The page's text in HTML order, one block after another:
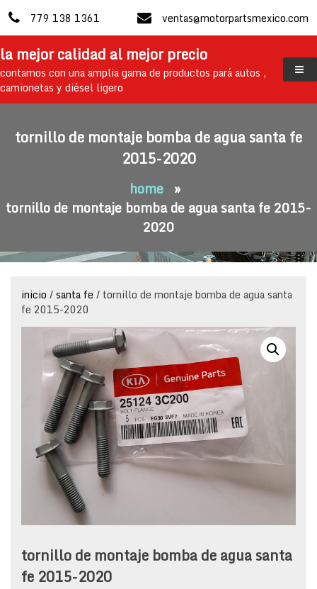
to
content
779 138 1361 ventas@motorpartsmexico.com
la mejor calidad al mejor precio
contamos con una amplia gama de productos pará autos ,
camionetas y diésel ligero
tornillo de montaje bomba de agua santa fe
2015-2020
home »
tornillo de montaje bomba de agua santa fe 2015-
2020
inicio /santa fe / tornillo de montaje bomba de agua santa
fe 2015-2020
tornillo de montaje bomba de agua santa
fe 2015-2020